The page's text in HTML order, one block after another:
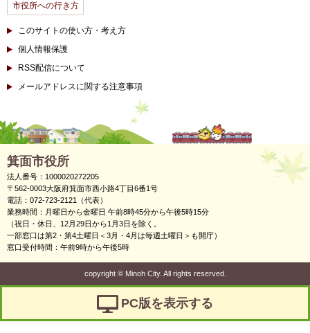
市役所への行き方
このサイトの使い方・考え方
個人情報保護
RSS配信について
メールアドレスに関する注意事項
箕面市役所
法人番号：1000020272205
〒562-0003大阪府箕面市西小路4丁目6番1号
電話：072-723-2121（代表）
業務時間：月曜日から金曜日 午前8時45分から午後5時15分
（祝日・休日、12月29日から1月3日を除く。
一部窓口は第2・第4土曜日＜3月・4月は毎週土曜日＞も開庁）
窓口受付時間：午前9時から午後5時
copyright ©Minoh City. All rights reserved.
PC版を表示する